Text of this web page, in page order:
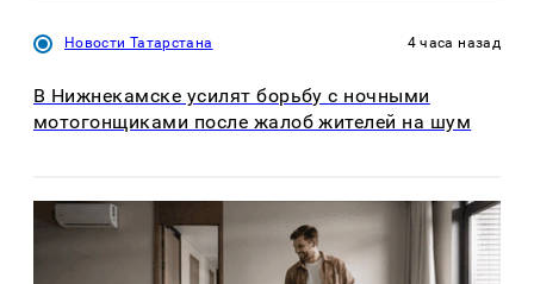
Новости Татарстана 4 часа назад
В Нижнекамске усилят борьбу с ночными
мотогонщиками после жалоб жителей на шум